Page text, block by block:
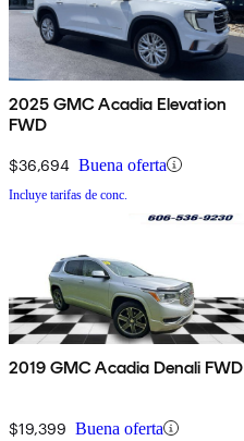
2025 GMC Acadia Elevation
FWD
$36,694 Buena oferta
Incluye tarifas de conc.
2019 GMC Acadia Denali FWD
$19,399 Buena oferta